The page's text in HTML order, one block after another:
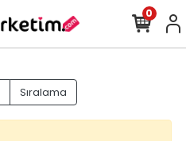
0
Sıralama